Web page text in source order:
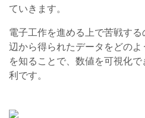
ていきます。
電子工作を進める上で苦戦す
辺から得られたデータをどの
を知ることで、数値を可視化
利です。